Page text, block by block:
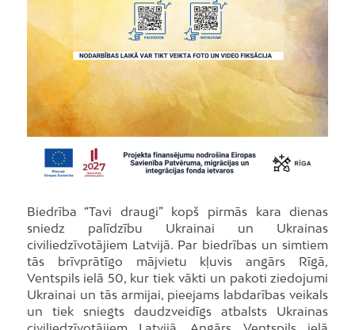
Biedrība “Tavi draugi” kopš pirmās kara dienas
sniedz palīdzību Ukrainai un Ukrainas
civiliedzīvotājiem Latvijā. Par biedrības un simtiem
tās brīvprātīgo mājvietu kļuvis angārs Rīgā,
Ventspils ielā 50, kur tiek vākti un pakoti ziedojumi
Ukrainai un tās armijai, pieejams labdarības veikals
un tiek sniegts daudzveidīgs atbalsts Ukrainas